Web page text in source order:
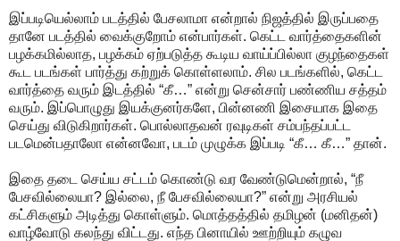
இப்படியெல்லாம் படத்தில் பேசலாமா என்றால் நிஜத்தில் இருப்பதை
தானே படத்தில் வைக்குறோம் என்பார்கள். கெட்ட வார்த்தைகளின்
பழக்கமில்லாத, பழக்கம் ஏற்படுத்த கூடிய வாய்ப்பில்லா குழந்தைகள்
கூட படங்கள் பார்த்து கற்றுக் கொள்ளலாம். சில படங்களில், கெட்ட
வார்த்தை வரும் இடத்தில் “கீ…” என்று சென்சார் பண்ணிய சத்தம்
வரும். இப்பொழுது இயக்குனர்களே, பின்னணி இசையாக இதை
செய்து விடுகிறார்கள். பொல்லாதவன் ரவுடிகள் சம்பந்தப்பட்ட
படமென்பதாலோ என்னவோ, படம் முழுக்க இப்படி “கீ… கீ…” தான்.
இதை தடை செய்ய சட்டம் கொண்டு வர வேண்டுமென்றால், “நீ
பேசவில்லையா? இல்லை, நீ பேசவில்லையா?” என்று அரசியல்
கட்சிகளும் அடித்து கொள்ளும். மொத்தத்தில் தமிழன் (மனிதன்)
வாழ்வோடு கலந்து விட்டது. எந்த பினாயில் ஊற்றியும் கழுவ